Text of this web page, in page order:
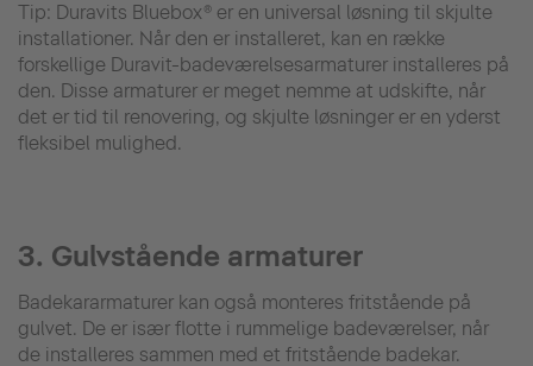
Tip: Duravits Bluebox® er en universal løsning til skjulte
installationer. Når den er installeret, kan en række
forskellige Duravit-badeværelsesarmaturer installeres på
den. Disse armaturer er meget nemme at udskifte, når
det er tid til renovering, og skjulte løsninger er en yderst
fleksibel mulighed.
3. Gulvstående armaturer
Badekararmaturer kan også monteres fritstående på
gulvet. De er især flotte i rummelige badeværelser, når
de installeres sammen med et fritstående badekar.